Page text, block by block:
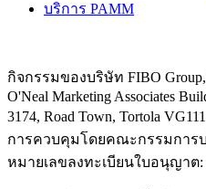
บริการ PAMM
กิจกรรมของบริษัท FIBO
O'Neal Marketing Associates
3174, Road Town, Tortola
การควบคุมโดยคณะกรรมการบ
หมายเลขลงทะเบียนใบอนุญาต: